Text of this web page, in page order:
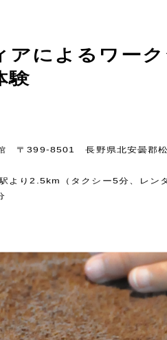
アによるワー
験
館 〒399-8501 長野県北安曇郡
より2.5km（タクシー5分、レン